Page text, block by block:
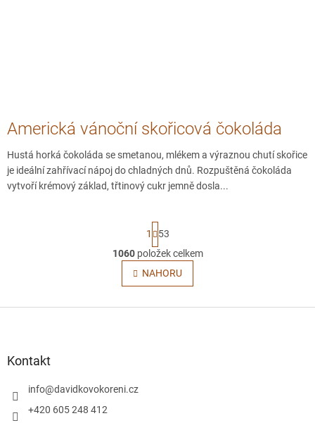
Americká vánoční skořicová čokoláda
Hustá horká čokoláda se smetanou, mlékem a výraznou chutí skořice
je ideální zahřívací nápoj do chladných dnů. Rozpuštěná čokoláda
vytvoří krémový základ, třtinový cukr jemně dosla...
O
v
l
S
t
r
á
n
k
v
1
53
1060položek celkem
NAHORU
Kontakt
info@davidkovokoreni.cz
+420 605 248 412